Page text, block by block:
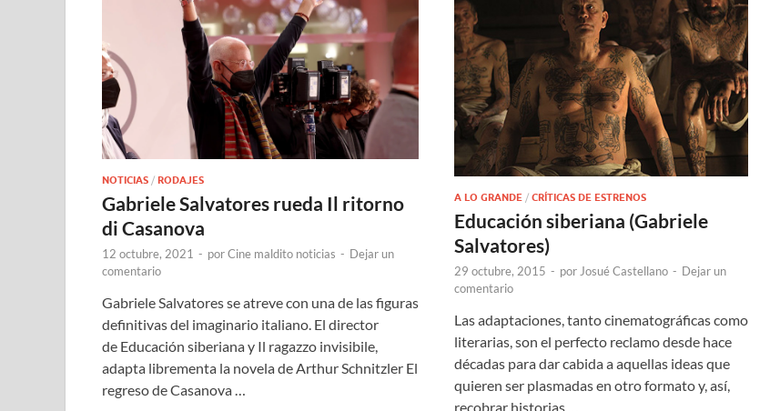
NOTICIAS / RODAJES
Gabriele Salvatores rueda Il ritorno
di Casanova
12 octubre, 2021 - porCine maldito noticias - Dejar un
comentario
Gabriele Salvatores se atreve con una de las figuras
definitivas del imaginario italiano. El director
de Educación siberiana y Il ragazzo invisibile,
adapta librementa la novela de Arthur Schnitzler El
regreso de Casanova …
A LO GRANDE / CRÍTICAS DE ESTRENOS
Educación siberiana (Gabriele
Salvatores)
29 octubre, 2015 - por Josué Castellano - Dejar un
comentario
Las adaptaciones, tanto cinematográficas como
literarias, son el perfecto reclamo desde hace
décadas para dar cabida a aquellas ideas que
quieren ser plasmadas en otro formato y, así,
recobrar historias …